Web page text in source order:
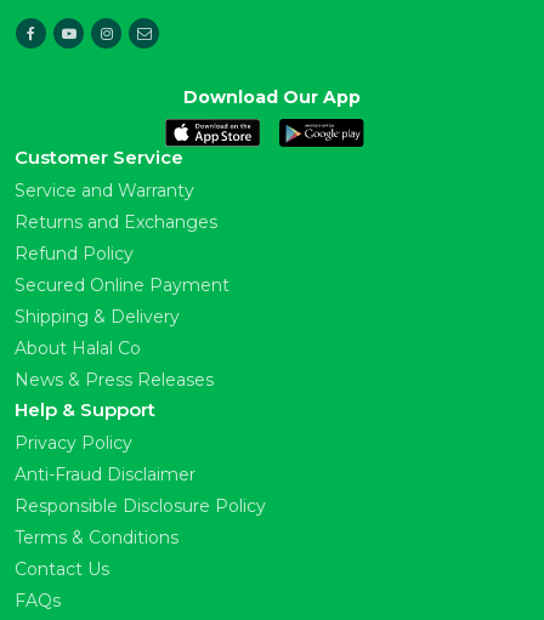
Download Our App
Customer Service
Service and Warranty
Returns and Exchanges
Refund Policy
Secured Online Payment
Shipping & Delivery
About Halal Co
News & Press Releases
Help & Support
Privacy Policy
Anti-Fraud Disclaimer
Responsible Disclosure Policy
Terms & Conditions
Contact Us
FAQs